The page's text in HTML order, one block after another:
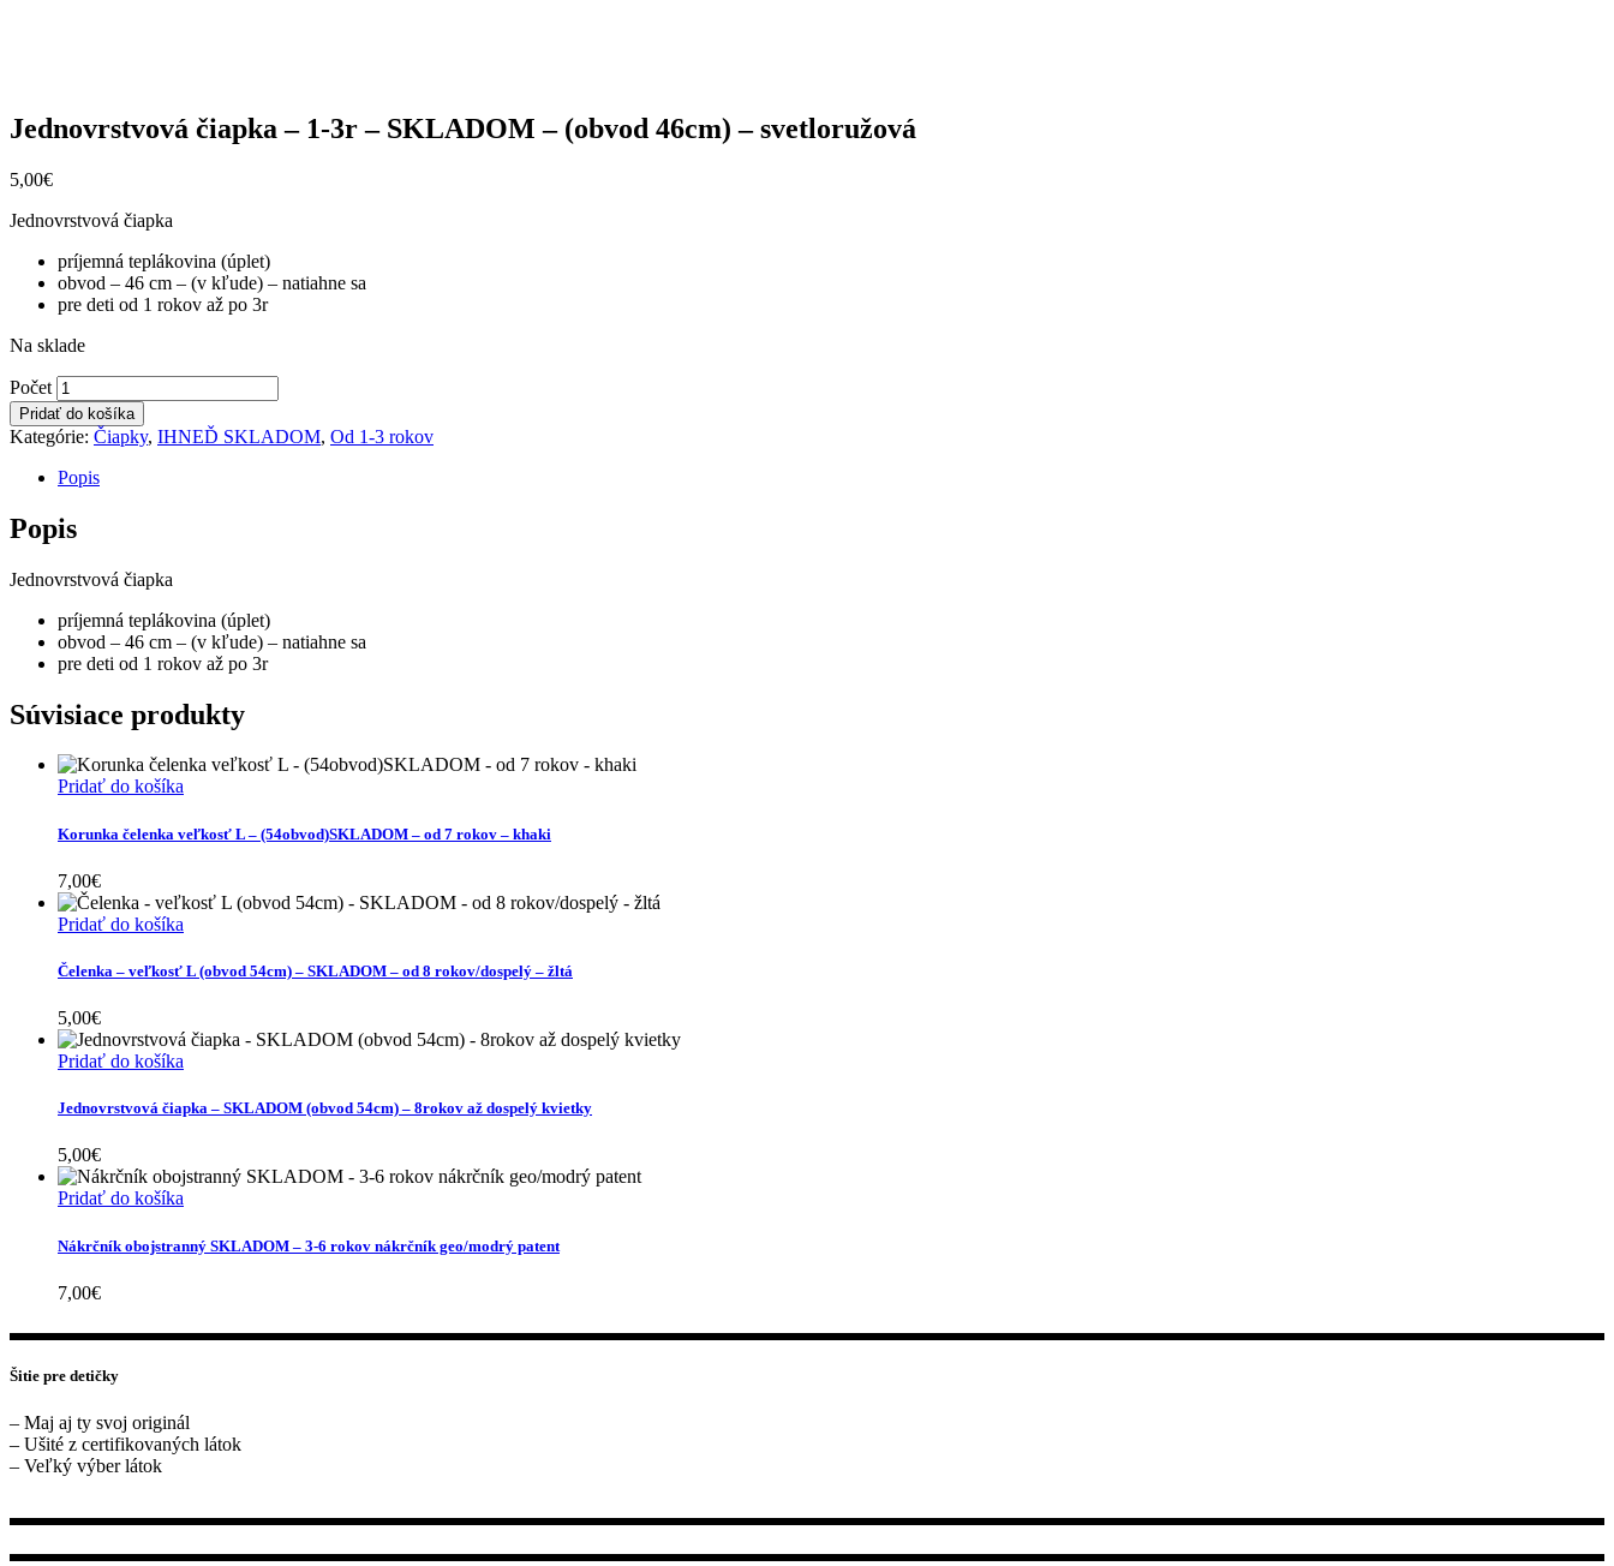
Jednovrstvová čiapka – 1-3r – SKLADOM – (obvod 46cm) – svetloružová
5,00€
Jednovrstvová čiapka
príjemná teplákovina (úplet)
obvod – 46 cm – (v kľude) – natiahne sa
pre deti od 1 rokov až po 3r
Na sklade
Jednovrstvová
čiapka
-
1-
SKLADOM
-
46cm)
svetloružová
počet
Počet
Pridať do košíka
Kategórie: Čiapky, IHNEĎ SKLADOM, Od 1-3 rokov
Popis
Popis
Jednovrstvová čiapka
príjemná teplákovina (úplet)
obvod – 46 cm – (v kľude) – natiahne sa
pre deti od 1 rokov až po 3r
Súvisiace produkty
Pridať do košíka
Korunka čelenka veľkosť L – (54obvod)SKLADOM – od 7 rokov – khaki
7,00€
Pridať do košíka
Čelenka – veľkosť L (obvod 54cm) – SKLADOM – od 8 rokov/dospelý – žltá
5,00€
Pridať do košíka
Jednovrstvová čiapka – SKLADOM (obvod 54cm) – 8rokov až dospelý kvietky
5,00€
Pridať do košíka
Nákrčník obojstranný SKLADOM – 3-6 rokov nákrčník geo/modrý patent
7,00€
Šitie pre detičky
– Maj aj ty svoj originál
– Ušité z certifikovaných látok
– Veľký výber látok